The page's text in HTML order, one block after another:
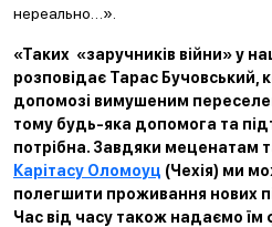
нереально…».
«Таких «заручників війни» у
розповідає Тарас Бучовський,
допомозі вимушеним
тому будь-яка допомога та
потрібна. Завдяки меценатам
Карітасу Оломоуц (Чехія) ми
полегшити проживання нових
Час від часу також надаємо їм